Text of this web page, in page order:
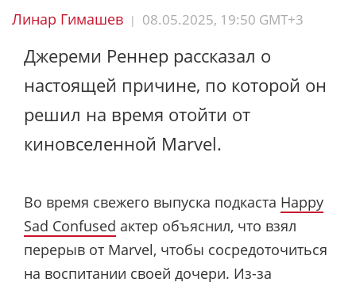
Линар Гимашев | 08.05.2025, 19:50 GMT+3
Джереми Реннер рассказал о
настоящей причине, по которой он
решил на время отойти от
киновселенной Marvel.
Во время свежего выпуска подкаста Happy
Sad Confused актер объяснил, что взял
перерыв от Marvel, чтобы сосредоточиться
на воспитании своей дочери. Из-за